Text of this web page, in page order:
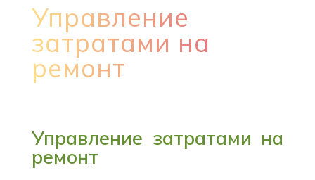
Управление
затратами на
ремонт
Управление затратами на
ремонт